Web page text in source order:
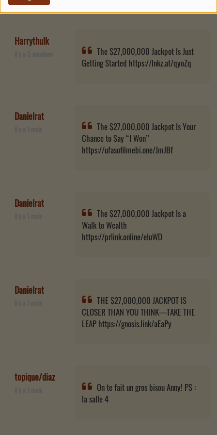
Harrythulk
The $27,000,000 Jackpot Is Just
Getting Started https://lnkz.at/qyoZq
Danielrat
The $27,000,000 Jackpot Is Your
Chance to Say “I Won”
https://ufasofilmebi.one/JmJBf
Danielrat
The $27,000,000 Jackpot Is a
Walk to Wealth
https://prlink.online/eIuWD
Danielrat
THE $27,000,000 JACKPOT IS
CLOSER THAN YOU THINK—TAKE THE
LEAP https://gnosis.link/aEaPy
topique/diaz
On te fait un gros bisou Anny! PS :
la salle 4